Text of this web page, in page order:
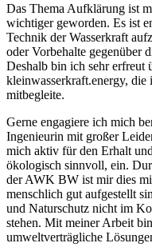
Das Thema Aufklärung ist
wichtiger geworden. Es ist
Technik der Wasserkraft
oder Vorbehalte gegenüber
Deshalb bin ich sehr erfreut
kleinwasserkraft.energy, die
mitbegleite.
Gerne engagiere ich mich
Ingenieurin mit großer
mich aktiv für den Erhalt
ökologisch sinnvoll, ein.
der AWK BW ist mir dies
menschlich gut aufgestellt
und Naturschutz nicht im
stehen. Mit meiner Arbeit
umweltverträgliche